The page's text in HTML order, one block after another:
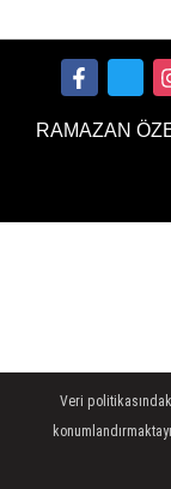
RAMAZAN
Veri